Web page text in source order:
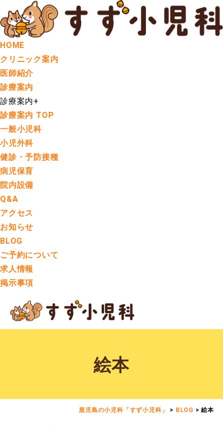
HOME
クリニック案内
医師紹介
診療案内
診療案内+
診療案内 TOP
一般小児科
小児外科
健診・予防接種
病児保育
院内設備
Q&A
アクセス
お知らせ
BLOG
ご予約について
求人情報
掲示事項
絵本
鹿児島の小児科「すず小児科」 > BLOG >絵本